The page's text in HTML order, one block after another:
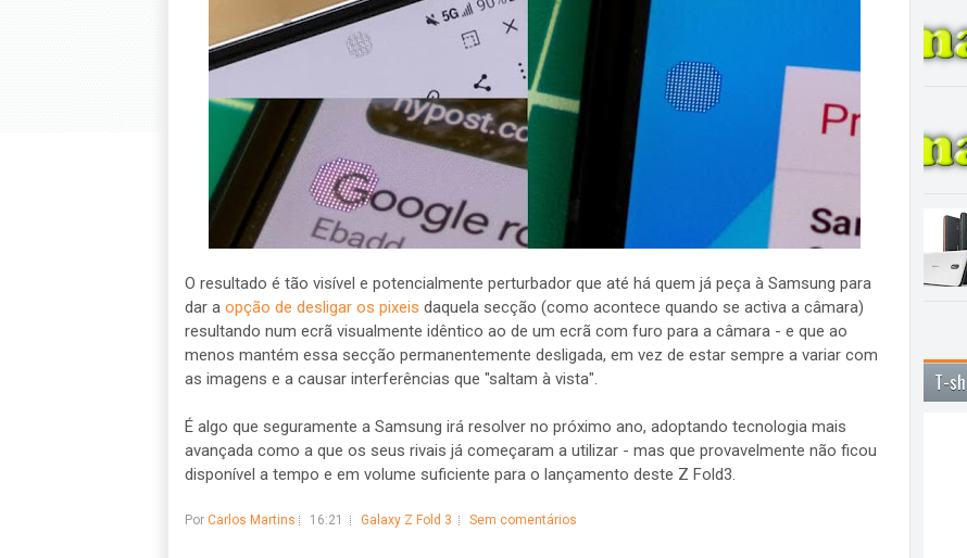
O resultado é tão visível e potencialmente perturbador que até há quem já peça à Samsung para
dar a opção de desligar os pixeis daquela secção (como acontece quando se activa a câmara)
resultando num ecrã visualmente idêntico ao de um ecrã com furo para a câmara - e que ao
menos mantém essa secção permanentemente desligada, em vez de estar sempre a variar com
as imagens e a causar interferências que "saltam à vista".
É algo que seguramente a Samsung irá resolver no próximo ano, adoptando tecnologia mais
avançada como a que os seus rivais já começaram a utilizar - mas que provavelmente não ficou
disponível a tempo e em volume suficiente para o lançamento deste Z Fold3.
Por Carlos Martins 16:21 Galaxy Z Fold 3 Sem comentários
T-